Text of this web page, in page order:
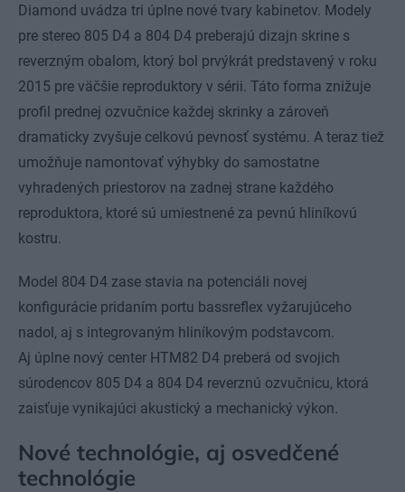
Diamond uvádza tri úplne nové tvary kabinetov. Modely
pre stereo 805 D4 a 804 D4 preberajú dizajn skrine s
reverzným obalom, ktorý bol prvýkrát predstavený v roku
2015 pre väčšie reproduktory v sérii. Táto forma znižuje
profil prednej ozvučnice každej skrinky a zároveň
dramaticky zvyšuje celkovú pevnosť systému. A teraz tiež
umožňuje namontovať výhybky do samostatne
vyhradených priestorov na zadnej strane každého
reproduktora, ktoré sú umiestnené za pevnú hliníkovú
kostru.
Model 804 D4 zase stavia na potenciáli novej
konfigurácie pridaním portu bassreflex vyžarujúceho
nadol, aj s integrovaným hliníkovým podstavcom.
Aj úplne nový center HTM82 D4 preberá od svojich
súrodencov 805 D4 a 804 D4 reverznú ozvučnicu, ktorá
zaisťuje vynikajúci akustický a mechanický výkon.
Nové technológie, aj osvedčené
technológie